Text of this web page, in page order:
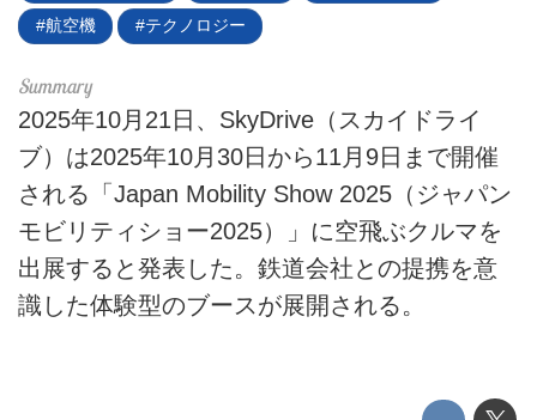
ライフスタイル
このメディアについて
運営会社
利用規約
プライバシーポリシー
航空機 テクノロジー
2025年10月21日、SkyDrive（スカイドライ
ブ）は2025年10月30日から11月9日まで開催
される「Japan Mobility Show 2025（ジャパン
モビリティショー2025）」に空飛ぶクルマを
出展すると発表した。鉄道会社との提携を意
識した体験型のブースが展開される。